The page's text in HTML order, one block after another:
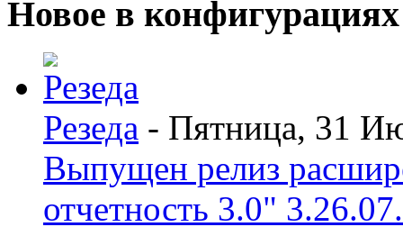
Новое в конфигурациях
Резеда - Пятница, 31
Выпущен релиз
отчетность 3.0"